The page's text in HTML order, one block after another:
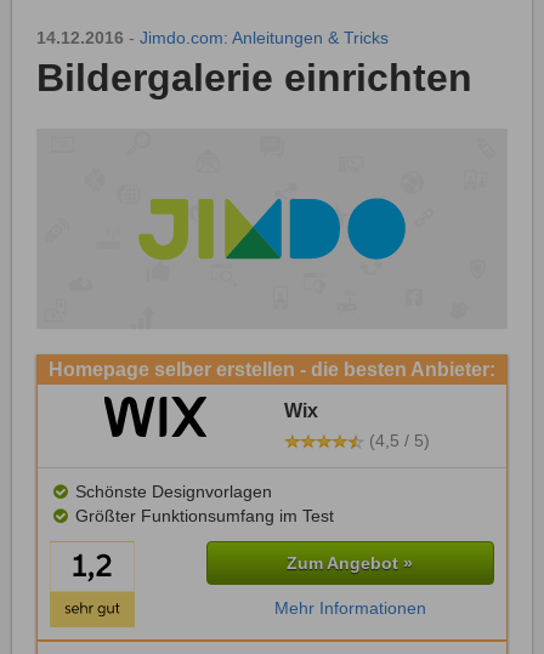
14.12.2016 - Jimdo.com: Anleitungen & Tricks
Bildergalerie einrichten
Homepage selber erstellen - die besten Anbieter:
Wix
(4,5 / 5)
Schönste Designvorlagen
Größter Funktionsumfang im Test
Zum Angebot »
Mehr Informationen